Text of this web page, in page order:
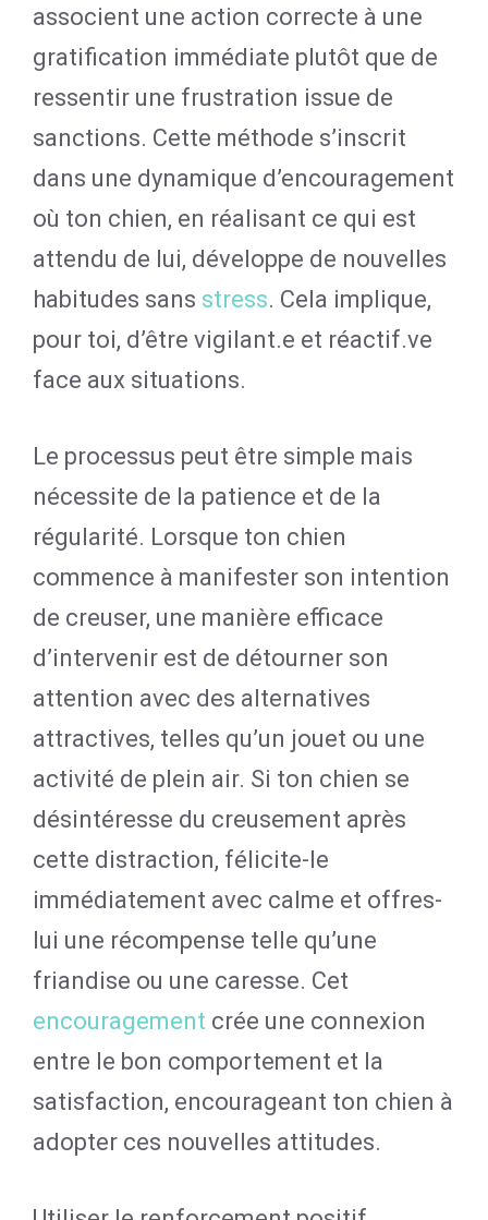
associent une action correcte à une
gratification immédiate plutôt que de
ressentir une frustration issue de
sanctions. Cette méthode s’inscrit
dans une dynamique d’encouragement
où ton chien, en réalisant ce qui est
attendu de lui, développe de nouvelles
habitudes sans stress. Cela implique,
pour toi, d’être vigilant.e et réactif.ve
face aux situations.
Le processus peut être simple mais
nécessite de la patience et de la
régularité. Lorsque ton chien
commence à manifester son intention
de creuser, une manière efficace
d’intervenir est de détourner son
attention avec des alternatives
attractives, telles qu’un jouet ou une
activité de plein air. Si ton chien se
désintéresse du creusement après
cette distraction, félicite-le
immédiatement avec calme et offres-
lui une récompense telle qu’une
friandise ou une caresse. Cet
encouragement crée une connexion
entre le bon comportement et la
satisfaction, encourageant ton chien à
adopter ces nouvelles attitudes.